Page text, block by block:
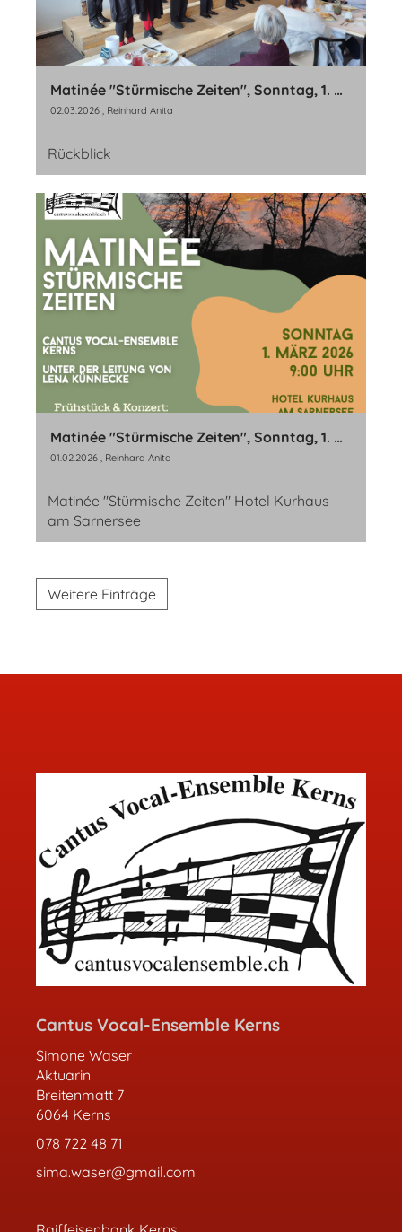
Matinée "Stürmische Zeiten", Sonntag, 1. März 2026
02.03.2026 , Reinhard Anita
Rückblick
Matinée "Stürmische Zeiten", Sonntag, 1. März 2026
01.02.2026 , Reinhard Anita
Matinée "Stürmische Zeiten" Hotel Kurhaus
am Sarnersee
Weitere Einträge
Cantus Vocal-Ensemble Kerns
Simone Waser
Aktuarin
Breitenmatt 7
6064 Kerns
078 722 48 71
sima.waser@gmail.com